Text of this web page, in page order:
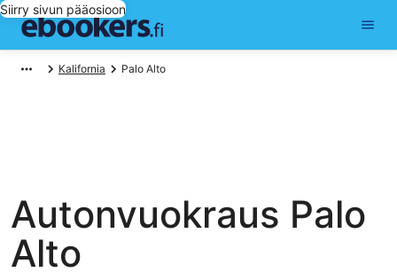
Siirry sivun pääosioon
Kalifornia Palo Alto
Autonvuokraus Palo
Alto